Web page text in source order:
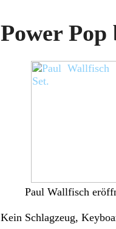
Power Pop
Paul Wallfisch
Kein Schlagzeug,